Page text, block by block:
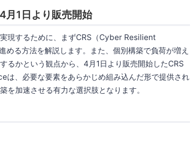
月1日より販売開始
現するために、まずCRS（Cyber Resilient
る方法を解説します。また、個別構築で負荷が増え
るかという観点から、4月1日より販売開始したCRS
、必要な要素をあらかじめ組み込んだ形で提供され
を加速させる有力な選択肢となります。